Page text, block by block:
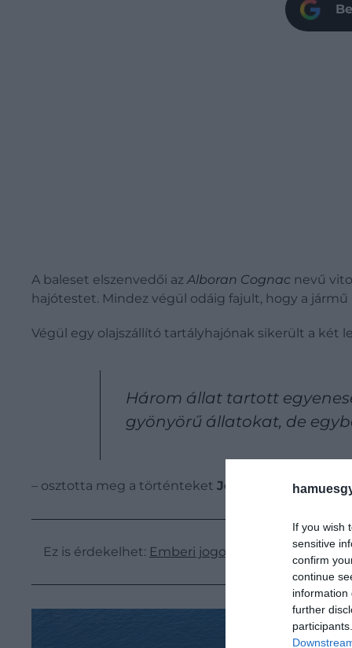
If you wish
sensitive
confirm
continue
information
further
A baleset elszenvedői az Alboran Cognac nevű
hajótestet. Mindez végül odáig fajult, hogy a
Végül egy olajszállító tartályhajónak sikerült a két
Három állat tartott
gyönyörű állatokat, de
– osztotta meg a történteket Jelmer van Beek
Ez is érdekelhet: Emberi jogokat kaphatnak az